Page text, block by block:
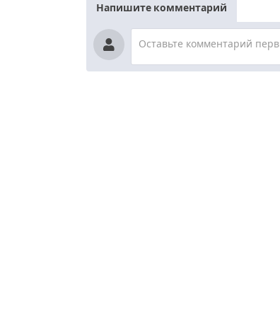
Напишите комментарий